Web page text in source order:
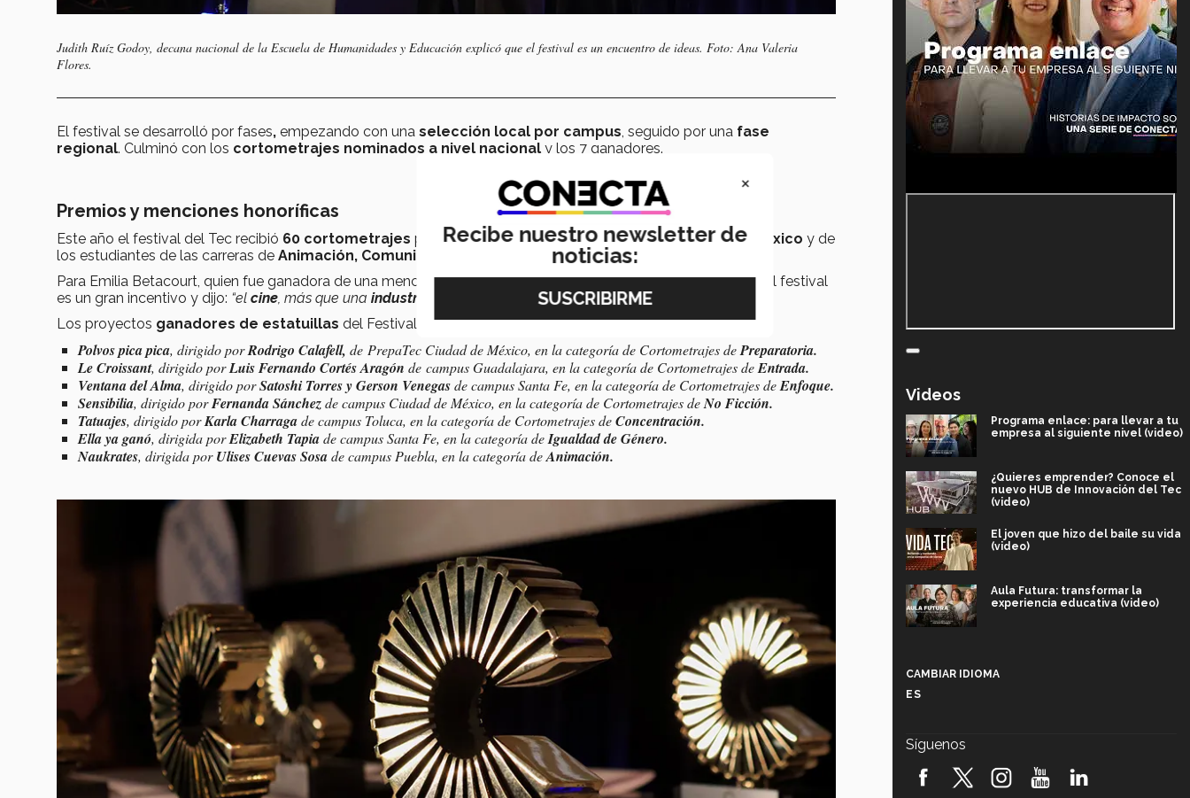
Judith Ruíz Godoy, decana nacional de la Escuela de Humanidades y Educación explicó que el festival es un encuentro de ideas. Foto: Ana Valeria
Flores.
El festival se desarrolló por fases, empezando con una selección local por campus, seguido por una fase
regional. Culminó con los cortometrajes nominados a nivel nacional y los 7 ganadores.
Premios y menciones honoríficas
Este año el festival del Tec recibió 60 cortometrajes provenientes de los diferentes campusdel Tec en México y de
los estudiantes de las carreras de Animación, Comunicación
Producción Audiovisual.
Para Emilia Betacourt, quien fue ganadora de una mención especial por su cortoHospes, el reconocimiento del festival
es un gran incentivo y dijo: “el cine, más que una industria individual , es unarte colectivo”.
Los proyectos ganadores de estatuillas del Festival Internacional de cortometrajes fueron:
Polvos pica pica, dirigido porRodrigo Calafell, de PrepaTec Ciudad de México, en la categoría de Cortometrajes dePreparatoria.
Le Croissant, dirigido porLuis Fernando Cortés Aragón de campus Guadalajara, en la categoría de Cortometrajes deEntrada.
Ventana del Alma, dirigido porSatoshi Torres y Gerson Venegasde campus Santa Fe, en la categoría de Cortometrajes deEnfoque.
Sensibilia, dirigido porFernanda Sánchezde campus Ciudad de México, en la categoría de Cortometrajes deNo Ficción.
Tatuajes, dirigido porKarla Charragade campus Toluca, en la categoría de Cortometrajes deConcentración.
Ella ya ganó, dirigida porElizabeth Tapiade campus Santa Fe, en la categoría deIgualdad de Género.
Naukrates, dirigida porUlises Cuevas Sosade campus Puebla, en la categoría deAnimación.
Videos
Programa enlace: para llevar a tu
empresa al siguiente nivel (video)
¿Quieres emprender? Conoce el
nuevo HUB de Innovación del Tec
(video)
El joven que hizo del baile su vida
(video)
Aula Futura: transformar la
experiencia educativa (video)
robótica FIRST 2026! (video)
CAMBIAR IDIOMA
ES
Síguenos
×
Recibe nuestro newsletter de
noticias: